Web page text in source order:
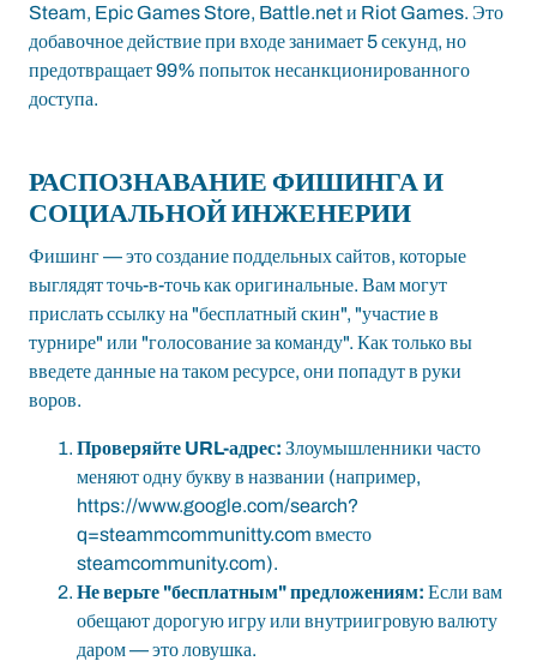
Steam, Epic Games Store, Battle.net и Riot Games. Это
добавочное действие при входе занимает 5 секунд, но
предотвращает 99% попыток несанкционированного
доступа.
РАСПОЗНАВАНИЕ ФИШИНГА И
СОЦИАЛЬНОЙ ИНЖЕНЕРИИ
Фишинг — это создание поддельных сайтов, которые
выглядят точь-в-точь как оригинальные. Вам могут
прислать ссылку на "бесплатный скин", "участие в
турнире" или "голосование за команду". Как только вы
введете данные на таком ресурсе, они попадут в руки
воров.
Проверяйте URL-адрес: Злоумышленники часто
меняют одну букву в названии (например,
https://www.google.com/search?
q=steammcommunitty.com вместо
steamcommunity.com).
Не верьте "бесплатным" предложениям: Если вам
обещают дорогую игру или внутриигровую валюту
даром — это ловушка.